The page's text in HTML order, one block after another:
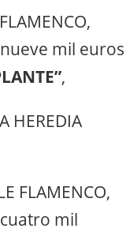
mil euros
,
HEREDIA
FLAMENCO,
mil